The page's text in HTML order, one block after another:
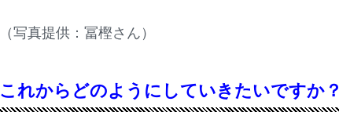
（写真提供：冨樫さん）
これからどのようにしていきたいですか？